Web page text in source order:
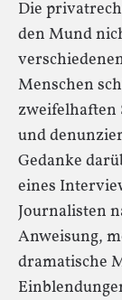
Die
den Mund
Menschen
zweifelhaften
und
Gedanke
eines
Journalisten
Anweisung,
dramatische